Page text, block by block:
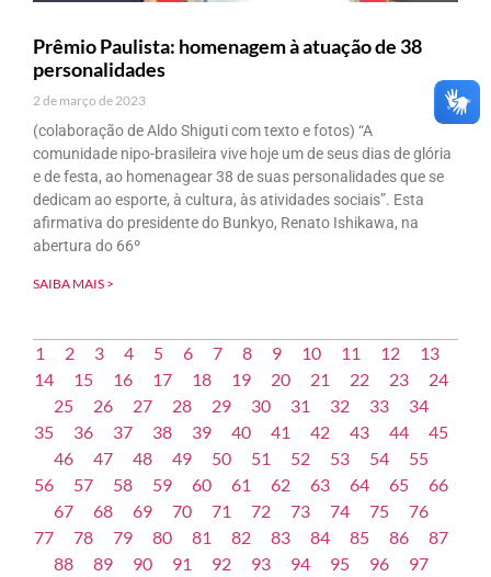
Prêmio Paulista: homenagem à atuação de 38
personalidades
2 de março de 2023
(colaboração de Aldo Shiguti com texto e fotos) “A
comunidade nipo-brasileira vive hoje um de seus dias de glória
e de festa, ao homenagear 38 de suas personalidades que se
dedicam ao esporte, à cultura, às atividades sociais”. Esta
afirmativa do presidente do Bunkyo, Renato Ishikawa, na
abertura do 66º
SAIBA MAIS >
1 2 3 4 5 6 7 8 9 10 11 12
13
14
15 16 17 18 19 20 21 22 23
24
25
26 27 28 29 30 31 32 33
34
35
36 37 38 39 40 41 42 43 44
45
46
47 48 49 50 51 52 53 54
55
56
57 58 59 60 61 62 63 64 65
66
67
68 69 70 71 72 73 74 75
76
77
78 79 80 81 82 83 84 85 86
87
88
89 90 91 92 93 94 95 96
97